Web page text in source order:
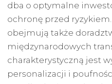
dba o optymalne
ochronę przed ryzykiem.
obejmują także
międzynarodowych
charakterystyczną jest
personalizacji i